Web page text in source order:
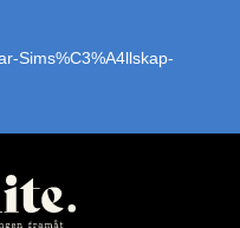
Sims%C3%A4llskap-